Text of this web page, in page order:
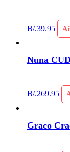
B/.39.95
Nuna
B/.269.95
Graco